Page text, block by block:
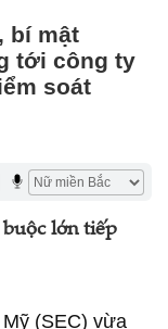
bí mật
tới công ty
soát
buộc lớn tiếp
(SEC) vừa